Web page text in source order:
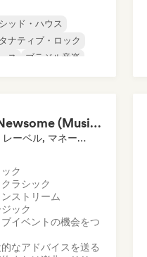
ッド・ハウス
ナティブ・ロック
ス
ブラジル音楽
Justin Newsome (Music & Entertainment Executive | A&R, Artist Development & Partnerships | Applied AI & Systems Strategy)
ブッカー, レーベル, マネージャー, メンター
ク
クラシック
ストリーム
ック
イベントの機会をつ
なアドバイスを送る